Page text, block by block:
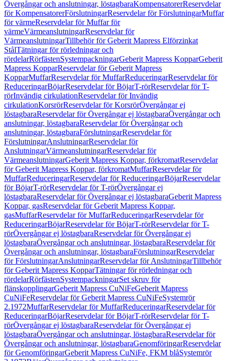
Övergångar och anslutningar, löstagbaraKompensatorerReservdelar
för KompensatorerFörslutningarReservdelar för FörslutningarMuffar
för värmeReservdelar för Muffar för
värmeVärmeanslutningarReservdelar för
VärmeanslutningarTillbehör för Geberit Mapress Elförzinkat
StålTätningar för rörledningar och
rördelarRörfästenSystempackningarGeberit Mapress KopparGeberit
Mapress KopparReservdelar för Geberit Mapress
KopparMuffarReservdelar för MuffarReduceringarReservdelar för
ReduceringarBöjarReservdelar för BöjarT-rörReservdelar för T-
rörInvändig cirkulationReservdelar för Invändig
cirkulationKorsrörReservdelar för KorsrörÖvergångar ej
löstagbaraReservdelar för Övergångar ej löstagbaraÖvergångar och
anslutningar, löstagbaraReservdelar för Övergångar och
anslutningar, löstagbaraFörslutningarReservdelar för
FörslutningarAnslutningarReservdelar för
AnslutningarVärmeanslutningarReservdelar för
VärmeanslutningarGeberit Mapress Koppar, förkromatReservdelar
för Geberit Mapress Koppar, förkromatMuffarReservdelar för
MuffarReduceringarReservdelar för ReduceringarBöjarReservdelar
för BöjarT-rörReservdelar för T-rörÖvergångar ej
löstagbaraReservdelar för Övergångar ej löstagbaraGeberit Mapress
Koppar, gasReservdelar för Geberit Mapress Koppar,
gasMuffarReservdelar för MuffarReduceringarReservdelar för
ReduceringarBöjarReservdelar för BöjarT-rörReservdelar för T-
rörÖvergångar ej löstagbaraReservdelar för Övergångar ej
löstagbaraÖvergångar och anslutningar, löstagbaraReservdelar för
Övergångar och anslutningar, löstagbaraFörslutningarReservdelar
för FörslutningarAnslutningarReservdelar för AnslutningarTillbehör
för Geberit Mapress KopparTätningar för rörledningar och
rördelarRörfästenSystempackningarSet skruv för
flänskopplingarGeberit Mapress CuNiFeGeberit Mapress
CuNiFeReservdelar för Geberit Mapress CuNiFeSystemrör
2.1972MuffarReservdelar för MuffarReduceringarReservdelar för
ReduceringarBöjarReservdelar för BöjarT-rörReservdelar för T-
rörÖvergångar ej löstagbaraReservdelar för Övergångar ej
löstagbaraÖvergångar och anslutningar, löstagbaraReservdelar för
Övergångar och anslutningar, löstagbaraGenomföringarReservdelar
för GenomföringarGeberit Mapress CuNiFe, FKM blåSystemrör